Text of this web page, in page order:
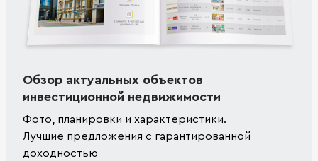
Обзор актуальных объектов
инвестиционной недвижимости
Фото, планировки и характеристики.
Лучшие предложения с гарантированной
доходностью